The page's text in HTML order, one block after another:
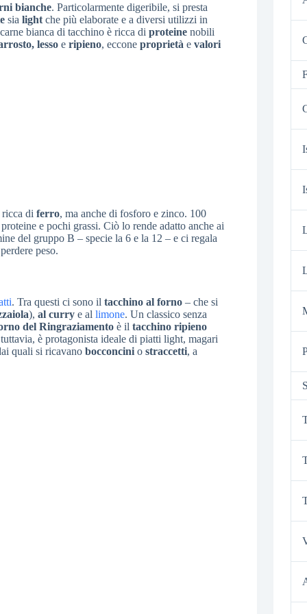
bianche. Particolarmente digeribile, si presta
sia light che più elaborate e a diversi utilizzi in
bianca di tacchino è ricca di proteine nobili
lesso e ripieno, eccone proprietà e valori
ricca di ferro, ma anche di fosforo e zinco. 100
e pochi grassi. Ciò lo rende adatto anche ai
del gruppo B – specie la 6 e la 12 – e ci regala
peso.
. Tra questi ci sono il tacchino al forno – che si
), al curry e al limone. Un classico senza
del Ringraziamento è il tacchino ripieno
è protagonista ideale di piatti light, magari
quali si ricavano bocconcini o straccetti, a